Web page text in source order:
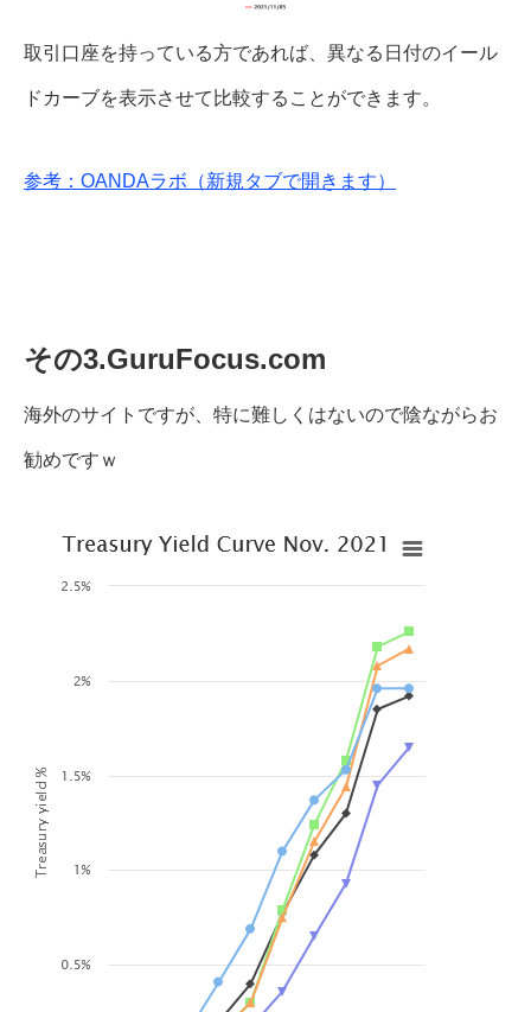
取引口座を持っている方であれば、異なる日付のイール
ドカーブを表示させて比較することができます。
参考：OANDAラボ（新規タブで開きます）
その3.GuruFocus.com
海外のサイトですが、特に難しくはないので陰ながらお
勧めですｗ